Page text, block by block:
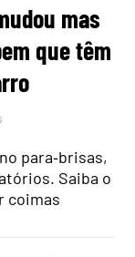
mas
que têm
para‑brisas,
Saiba o
coimas